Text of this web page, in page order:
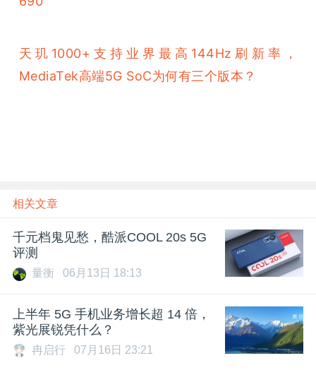
天玑1000+支持业界最高144Hz刷新率，
MediaTek高端5G SoC为何有三个版本？
相关文章
千元档鬼见愁，酷派COOL 20s 5G
评测
量衡 06月13日 18:13
上半年 5G 手机业务增长超 14 倍，
紫光展锐凭什么？
冉启行 07月16日 23:21